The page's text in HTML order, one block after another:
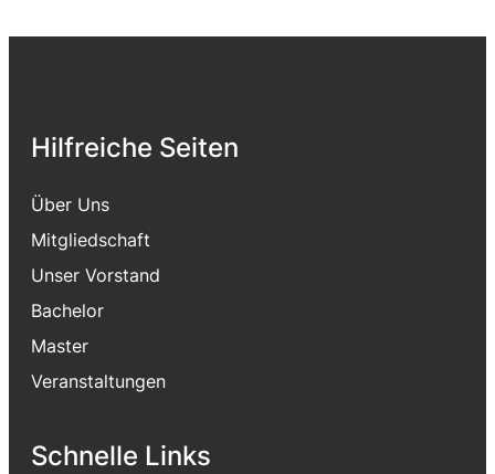
Hilfreiche Seiten
Über Uns
Mitgliedschaft
Unser Vorstand
Bachelor
Master
Veranstaltungen
Schnelle Links